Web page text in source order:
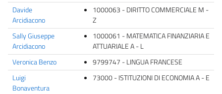
Davide
Arcidiacono
1000063 - DIRITTO COMMERCIALE M -
Z
Sally Giuseppe
Arcidiacono
1000061 - MATEMATICA FINANZIARIA E
ATTUARIALE A - L
Veronica Benzo
9799747 - LINGUA FRANCESE
Luigi
Bonaventura
73000 - ISTITUZIONI DI ECONOMIA A - E